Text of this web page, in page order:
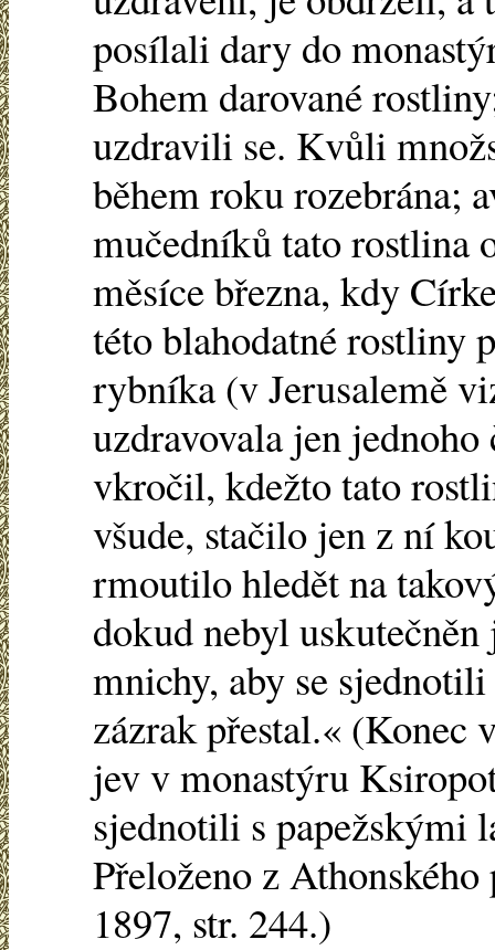
posílali dary do
Bohem darované
uzdravili se. Kvůli
během roku rozebrána;
mučedníků tato rostlina
měsíce března, kdy
této blahodatné rostliny
rybníka (v Jerusalemě
uzdravovala jen
vkročil, kdežto tato
všude, stačilo jen z ní
rmoutilo hledět na
dokud nebyl
mnichy, aby se
zázrak přestal.« (Konec
jev v monastýru
sjednotili s papežskými
Přeloženo z
1897, str. 244.)